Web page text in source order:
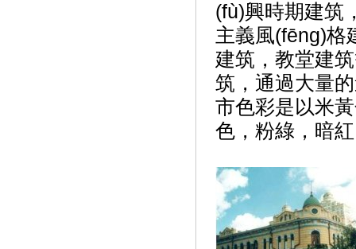
(fù)興時期建筑
主義風(fēng)格
建筑，教堂建
筑，通過大量
市色彩是以米黃
色，粉綠，